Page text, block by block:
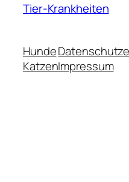
Tier-Krankheiten
Hunde
KatzenImpressum